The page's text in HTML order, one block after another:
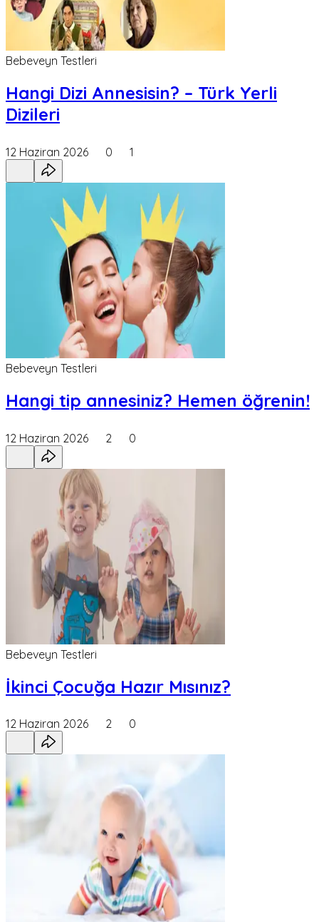
Bebeveyn Testleri
Hangi Dizi Annesisin? – Türk Yerli
Dizileri
12 Haziran 2026 0 1
Bebeveyn Testleri
Hangi tip annesiniz? Hemen öğrenin!
12 Haziran 2026 2 0
Bebeveyn Testleri
İkinci Çocuğa Hazır Mısınız?
12 Haziran 2026 2 0